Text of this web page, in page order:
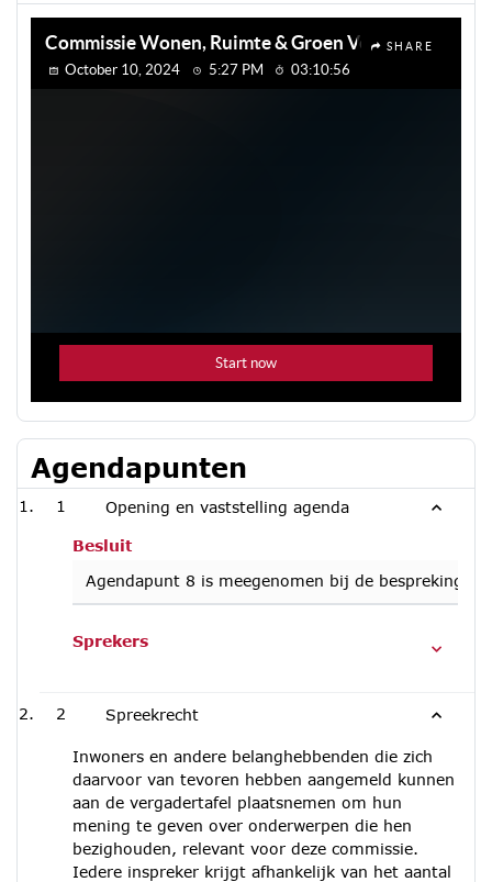
Agendapunten
1 Opening en vaststelling agenda
Besluit
Agendapunt 8 is meegenomen bij de bespreking
Sprekers
2 Spreekrecht
Inwoners en andere belanghebbenden die zich
daarvoor van tevoren hebben aangemeld kunnen
aan de vergadertafel plaatsnemen om hun
mening te geven over onderwerpen die hen
bezighouden, relevant voor deze commissie.
Iedere inspreker krijgt afhankelijk van het aantal